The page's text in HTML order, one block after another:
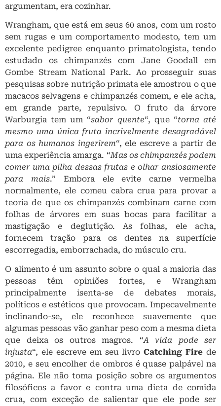
argumentam, era cozinhar.
Wrangham, que está em seus 60 anos, com um rosto
sem rugas e um comportamento modesto, tem um
excelente pedigree enquanto primatologista, tendo
estudado os chimpanzés com Jane Goodall em
Gombe Stream National Park. Ao prosseguir suas
pesquisas sobre nutrição primata ele amostrou o que
macacos selvagens e chimpanzés comem, e ele acha,
em grande parte, repulsivo. O fruto da árvore
Warburgia tem um “sabor quente“, que “torna até
mesmo uma única fruta incrivelmente desagradável
para os humanos ingerirem“, ele escreve a partir de
uma experiência amarga. “Mas os chimpanzés podem
comer uma pilha dessas frutas e olhar ansiosamente
para mais.” Embora ele evite carne vermelha
normalmente, ele comeu cabra crua para provar a
teoria de que os chimpanzés combinam carne com
folhas de árvores em suas bocas para facilitar a
mastigação e deglutição. As folhas, ele acha,
fornecem tração para os dentes na superfície
escorregadia, emborrachada, do músculo cru.
O alimento é um assunto sobre o qual a maioria das
pessoas têm opiniões fortes, e Wrangham
principalmente isenta-se de debates morais,
políticos e estéticos que provocam. Impecavelmente
inclinando-se, ele reconhece suavemente que
algumas pessoas vão ganhar peso com a mesma dieta
que deixa os outros magros. “A vida pode ser
injusta“, ele escreve em seu livroCatching Fire de
2010, e seu encolher de ombros é quase palpável na
página. Ele não toma posição sobre os argumentos
filosóficos a favor e contra uma dieta de comida
crua, com exceção de salientar que ele pode ser